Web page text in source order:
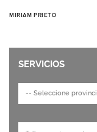
MIRIAM PRIETO